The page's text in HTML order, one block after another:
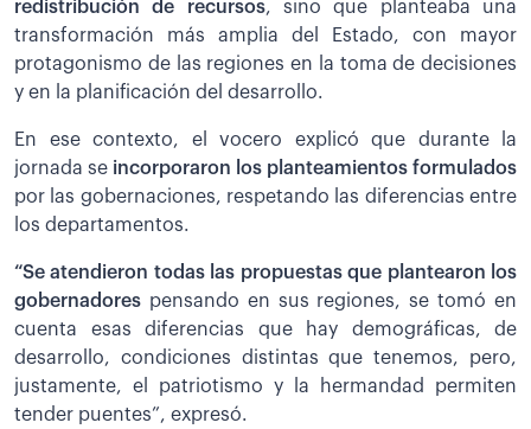
redistribución de recursos, sino que planteaba una
transformación más amplia del Estado, con mayor
protagonismo de las regiones en la toma de decisiones
y en la planificación del desarrollo.
En ese contexto, el vocero explicó que durante la
jornada se incorporaron los planteamientos formulados
por las gobernaciones, respetando las diferencias entre
los departamentos.
“Se atendieron todas las propuestas que plantearon los
gobernadores pensando en sus regiones, se tomó en
cuenta esas diferencias que hay demográficas, de
desarrollo, condiciones distintas que tenemos, pero,
justamente, el patriotismo y la hermandad permiten
tender puentes”, expresó.